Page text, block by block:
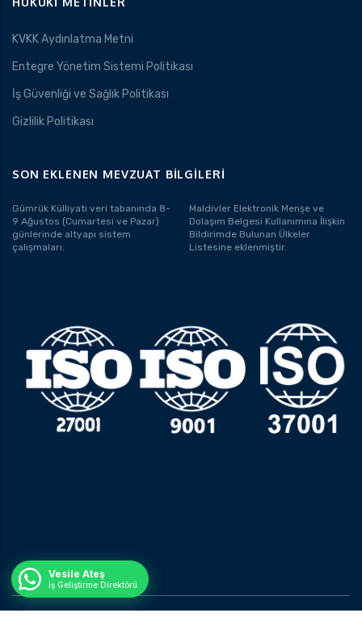
KVKK Aydınlatma Metni
Entegre Yönetim Sistemi Politikası
İş Güvenliği ve Sağlık Politikası
Gizlilik Politikası
SON EKLENEN MEVZUAT BILGILERI
Gümrük Külliyatı veri tabanında 8-
9 Ağustos (Cumartesi ve Pazar)
günlerinde altyapı sistem
çalışmaları.
Maldivler Elektronik Menşe ve
Dolaşım Belgesi Kullanımına İlişkin
Bildirimde Bulunan Ülkeler
Listesine eklenmiştir.
Vesile Ateş
İş Geliştirme Direktörü